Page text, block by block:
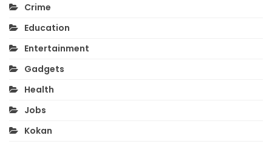
Crime
Education
Entertainment
Gadgets
Health
Jobs
Kokan